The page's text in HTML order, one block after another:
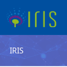
IRIS